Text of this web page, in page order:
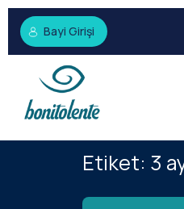
Bayi Girişi
Etiket: 3